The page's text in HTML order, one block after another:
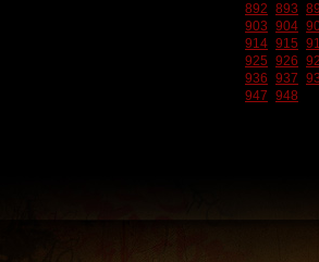
892 893
903 904
914 915
925 926
936 937
947 948